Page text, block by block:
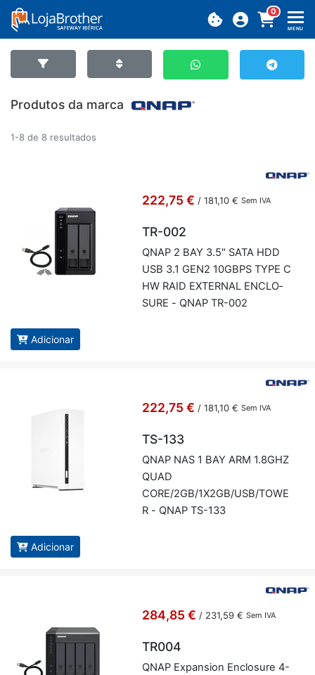
0
MENU
Produtos da marca
1-8 de 8 resultados
222,75 € / 181,10 € Sem IVA
TR-002
QNAP 2 BAY 3.5" SATA HDD
USB 3.1 GEN2 10GBPS TYPE C
HW RAID EX­TERNAL EN­CLO­
SURE - QNAP TR-002
Adicionar
222,75 € / 181,10 € Sem IVA
TS-133
QNAP NAS 1 BAY ARM 1.8GHZ
QUAD
CORE/2GB/1X2GB/USB/TOWE
R - QNAP TS-133
Adicionar
284,85 € / 231,59 € Sem IVA
TR004
QNAP Ex­pan­sion En­clo­sure 4-